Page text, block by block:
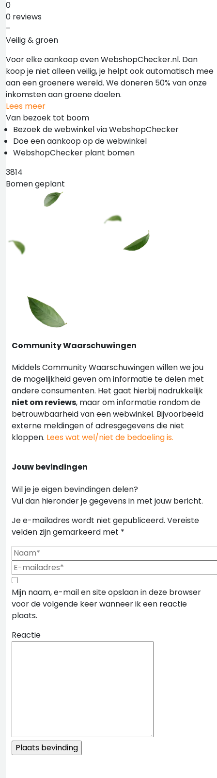
0
0 reviews
–
Veilig & groen
Voor elke aankoop even WebshopChecker.nl. Dan
koop je niet alleen veilig, je helpt ook automatisch mee
aan een groenere wereld. We doneren 50% van onze
inkomsten aan groene doelen.
Lees meer
Van bezoek tot boom
Bezoek de webwinkel via WebshopChecker
Doe een aankoop op de webwinkel
WebshopChecker plant bomen
3814
Bomen geplant
Community Waarschuwingen
Middels Community Waarschuwingen willen we jou
de mogelijkheid geven om informatie te delen met
andere consumenten. Het gaat hierbij nadrukkelijk
niet om reviews, maar om informatie rondom de
betrouwbaarheid van een webwinkel. Bijvoorbeeld
externe meldingen of adresgegevens die niet
kloppen. Lees wat wel/niet de bedoeling is.
Jouw bevindingen
Wil je je eigen bevindingen delen?
Vul dan hieronder je gegevens in met jouw bericht.
Je e-mailadres wordt niet gepubliceerd. Vereiste
velden zijn gemarkeerd met *
Mijn naam, e-mail en site opslaan in deze browser
voor de volgende keer wanneer ik een reactie
plaats.
Reactie